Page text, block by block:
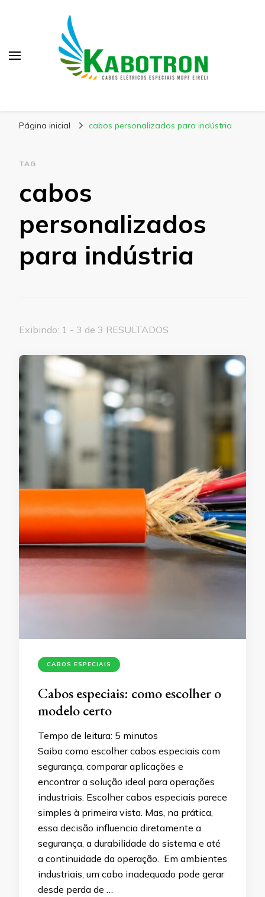
Página inicial cabos personalizados para indústria
TAG
cabos
personalizados
para indústria
Exibindo: 1 - 3 de 3 RESULTADOS
CABOS ESPECIAIS
Cabos especiais: como escolher o
modelo certo
Tempo de leitura: 5 minutos
Saiba como escolher cabos especiais com
segurança, comparar aplicações e
encontrar a solução ideal para operações
industriais. Escolher cabos especiais parece
simples à primeira vista. Mas, na prática,
essa decisão influencia diretamente a
segurança, a durabilidade do sistema e até
a continuidade da operação. Em ambientes
industriais, um cabo inadequado pode gerar
desde perda de …